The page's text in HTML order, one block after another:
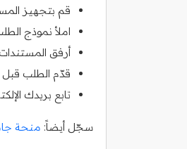
قم بتجهيز
املأ نموذج
أرفق
قدّم الطلب قبل
تابع بريدك
سجّل أيضاً: منحة